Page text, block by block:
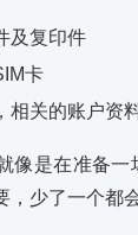
及复印件
卡
相关的账户资
像是在准备一
，少了一个都